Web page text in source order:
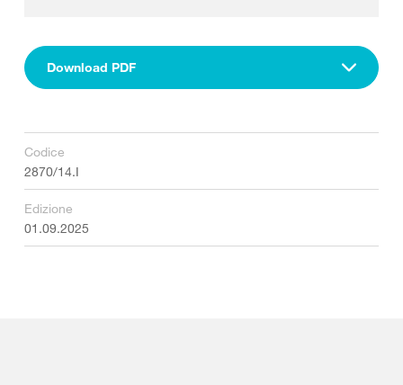
Download PDF
Codice
2870/14.I
Edizione
01.09.2025